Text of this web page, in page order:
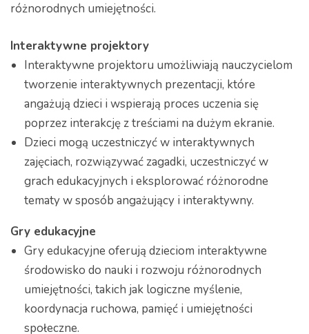
różnorodnych umiejętności.
Interaktywne projektory
Interaktywne projektoru umożliwiają nauczycielom
tworzenie interaktywnych prezentacji, które
angażują dzieci i wspierają proces uczenia się
poprzez interakcję z treściami na dużym ekranie.
Dzieci mogą uczestniczyć w interaktywnych
zajęciach, rozwiązywać zagadki, uczestniczyć w
grach edukacyjnych i eksplorować różnorodne
tematy w sposób angażujący i interaktywny.
Gry edukacyjne
Gry edukacyjne oferują dzieciom interaktywne
środowisko do nauki i rozwoju różnorodnych
umiejętności, takich jak logiczne myślenie,
koordynacja ruchowa, pamięć i umiejętności
społeczne.